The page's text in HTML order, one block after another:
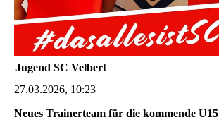
Jugend SC Velbert
27.03.2026, 10:23
Neues Trainerteam für die kommende U15